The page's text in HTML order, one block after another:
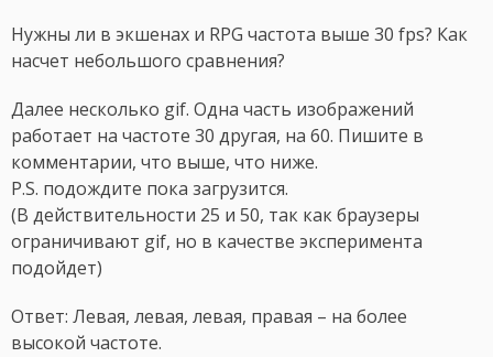
Нужны ли в экшенах и RPG частота выше 30 fps? Как
насчет небольшого сравнения?
Далее несколько gif. Одна часть изображений
работает на частоте 30 другая, на 60. Пишите в
комментарии, что выше, что ниже.
P.S. подождите пока загрузится.
(В действительности 25 и 50, так как браузеры
ограничивают gif, но в качестве эксперимента
подойдет)
Ответ: Левая, левая, левая, правая – на более
высокой частоте.